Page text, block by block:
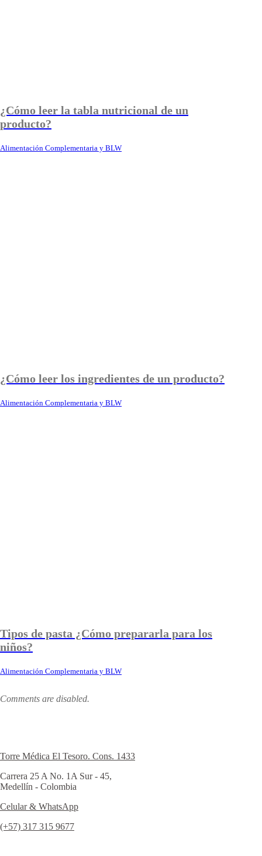
¿Cómo leer la tabla nutricional de un
producto?
Alimentación Complementaria y BLW
¿Cómo leer los ingredientes de un producto?
Alimentación Complementaria y BLW
Tipos de pasta ¿Cómo prepararla para los
niños?
Alimentación Complementaria y BLW
Comments are disabled.
Torre Médica El Tesoro. Cons. 1433
Carrera 25 A No. 1A Sur - 45,
Medellín - Colombia
Celular & WhatsApp
(+57) 317 315 9677